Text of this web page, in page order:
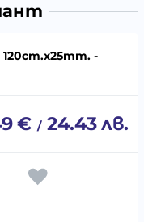
-
€ / 24.43лв.